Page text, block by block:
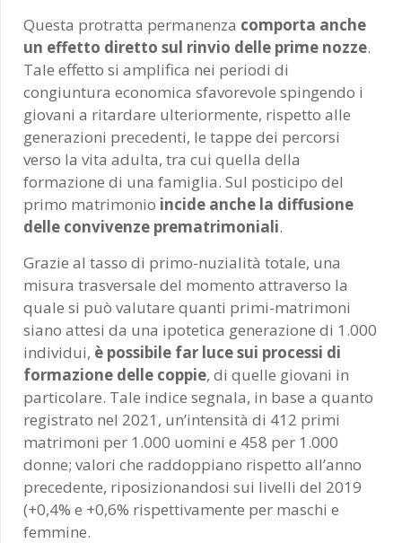
Questa protratta permanenza comporta anche
un effetto diretto sul rinvio delle prime nozze.
Tale effetto si amplifica nei periodi di
congiuntura economica sfavorevole spingendo i
giovani a ritardare ulteriormente, rispetto alle
generazioni precedenti, le tappe dei percorsi
verso la vita adulta, tra cui quella della
formazione di una famiglia. Sul posticipo del
primo matrimonio incide anche la diffusione
delle convivenze prematrimoniali.
Grazie al tasso di primo-nuzialità totale, una
misura trasversale del momento attraverso la
quale si può valutare quanti primi-matrimoni
siano attesi da una ipotetica generazione di 1.000
individui, è possibile far luce sui processi di
formazione delle coppie, di quelle giovani in
particolare. Tale indice segnala, in base a quanto
registrato nel 2021, un’intensità di 412 primi
matrimoni per 1.000 uomini e 458 per 1.000
donne; valori che raddoppiano rispetto all’anno
precedente, riposizionandosi sui livelli del 2019
(+0,4% e +0,6% rispettivamente per maschi e
femmine.